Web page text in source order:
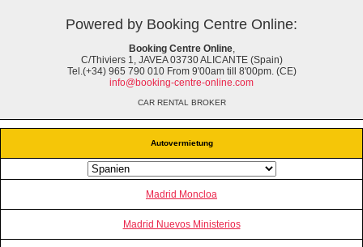
Autovermietung
Madrid Moncloa
Madrid Nuevos Ministerios
Powered by Booking Centre Online:
Booking Centre Online,
C/Thiviers 1, JAVEA 03730 ALICANTE (Spain)
Tel.(+34) 965 790 010 From 9'00am till 8'00pm. (CE)
info@booking-centre-online.com
CAR RENTAL BROKER